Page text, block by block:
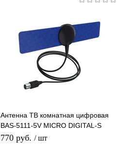
Купить в 1 клик К сравнению
В избранное
Антенна ТВ комнатная цифровая
BAS-5111-5V MICRO DIGITAL-S
эфирная для DVB-T2 телевидения
770 руб. / шт